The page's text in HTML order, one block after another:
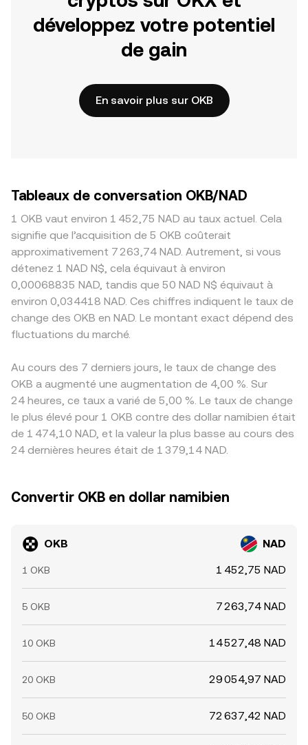
développez votre potentiel
de gain
En savoir plus sur OKB
Tableaux de conversation OKB/NAD
1 OKB vaut environ 1 452,75 NAD au taux actuel. Cela
signifie que l’acquisition de 5 OKB coûterait
approximativement 7 263,74 NAD. Autrement, si vous
détenez 1 NAD N$, cela équivaut à environ
0,00068835 NAD, tandis que 50 NAD N$ équivaut à
environ 0,034418 NAD. Ces chiffres indiquent le taux de
change des OKB en NAD. Le montant exact dépend des
fluctuations du marché.
Au cours des 7 derniers jours, le taux de change des
OKB a augmenté une augmentation de 4,00 %. Sur
24 heures, ce taux a varié de 5,00 %. Le taux de change
le plus élevé pour 1 OKB contre des dollar namibien était
de 1 474,10 NAD, et la valeur la plus basse au cours des
24 dernières heures était de 1 379,14 NAD.
Convertir OKB en dollar namibien
OKB NAD
1 OKB 1 452,75 NAD
5 OKB 7 263,74 NAD
10 OKB 14 527,48 NAD
20 OKB 29 054,97 NAD
50 OKB 72 637,42 NAD